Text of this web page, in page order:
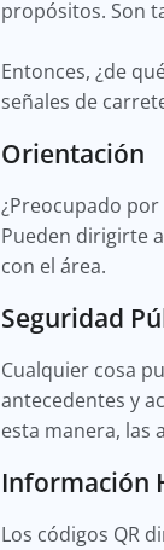
propósitos. Son
Entonces, ¿de
señales de
Orientación
¿Preocupado
Pueden dirigirte
con el área.
Seguridad
Cualquier cosa
antecedentes y
esta manera, las
Información
Los códigos QR